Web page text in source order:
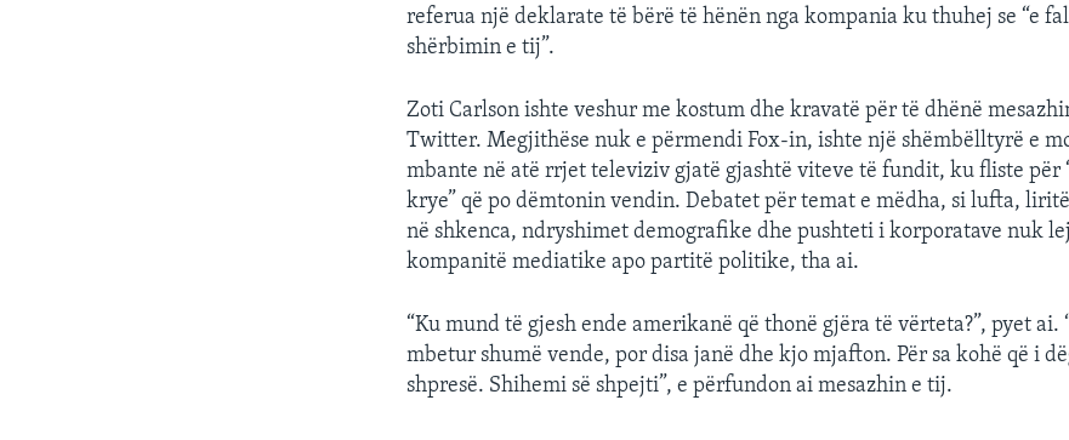
referua një deklarate të bërë të hënën nga kompania ku thuhej se “e
shërbimin e tij”.
Zoti Carlson ishte veshur me kostum dhe kravatë për të dhënë
Twitter. Megjithëse nuk e përmendi Fox-in, ishte një shëmbëlltyrë e
mbante në atë rrjet televiziv gjatë gjashtë viteve të fundit, ku fliste për
krye” që po dëmtonin vendin. Debatet për temat e mëdha, si lufta,
në shkenca, ndryshimet demografike dhe pushteti i korporatave nuk
kompanitë mediatike apo partitë politike, tha ai.
“Ku mund të gjesh ende amerikanë që thonë gjëra të vërteta?”, pyet ai.
mbetur shumë vende, por disa janë dhe kjo mjafton. Për sa kohë që i
shpresë. Shihemi së shpejti”, e përfundon ai mesazhin e tij.